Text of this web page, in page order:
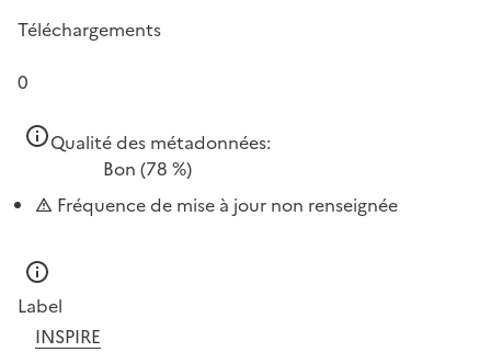
Téléchargements
0
Qualité des métadonnées:
Bon (78 %)
Fréquence de mise à jour non renseignée
Label
INSPIRE